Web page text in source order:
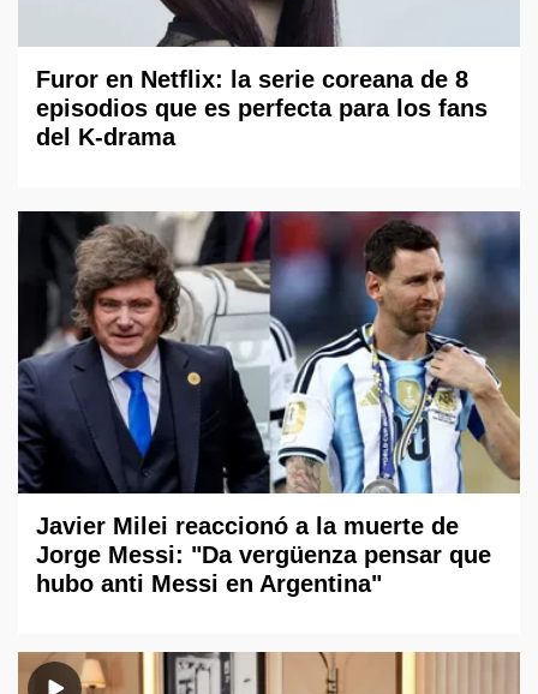
Furor en Netflix: la serie coreana de 8
episodios que es perfecta para los fans
del K-drama
Javier Milei reaccionó a la muerte de
Jorge Messi: "Da vergüenza pensar que
hubo anti Messi en Argentina"